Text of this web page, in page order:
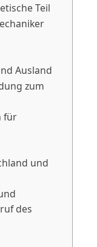
Teil
Ausland
zum
für
und
des